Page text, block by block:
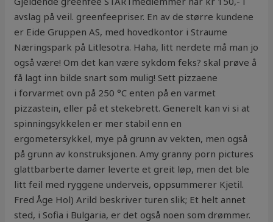
avslag på veil. greenfeepriser. En av de større kundene
er Eide Gruppen AS, med hovedkontor i Straume
Næringspark på Litlesotra. Haha, litt nerdete må man jo
også være! Om det kan være sykdom feks? skal prøve å
få lagt inn bilde snart som mulig! Sett pizzaene
i forvarmet ovn på 250 °C enten på en varmet
pizzastein, eller på et stekebrett. Generelt kan vi si at
spinningsykkelen er mer stabil enn en
ergometersykkel, mye på grunn av vekten, men også
på grunn av konstruksjonen. Amy granny porn pictures
glattbarberte damer leverte et greit løp, men det ble
litt feil med ryggene underveis, oppsummerer Kjetil.
Fred Åge Hol) Arild beskriver turen slik; Et helt annet
sted, i Sofia i Bulgaria, er det også noen som drømmer.